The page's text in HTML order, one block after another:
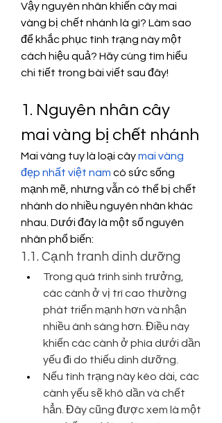
Vậy nguyên nhân khiến cây mai
vàng bị chết nhánh là gì? Làm sao
để khắc phục tình trạng này một
cách hiệu quả? Hãy cùng tìm hiểu
chi tiết trong bài viết sau đây!
1. Nguyên nhân cây
mai vàng bị chết nhánh
Mai vàng tuy là loại cây mai vàng
đẹp nhất việt nam có sức sống
mạnh mẽ, nhưng vẫn có thể bị chết
nhánh do nhiều nguyên nhân khác
nhau. Dưới đây là một số nguyên
nhân phổ biến:
1.1. Cạnh tranh dinh dưỡng
Trong quá trình sinh trưởng,
các cành ở vị trí cao thường
phát triển mạnh hơn và nhận
nhiều ánh sáng hơn. Điều này
khiến các cành ở phía dưới dần
yếu đi do thiếu dinh dưỡng.
Nếu tình trạng này kéo dài, các
cành yếu sẽ khô dần và chết
hẳn. Đây cũng được xem là một